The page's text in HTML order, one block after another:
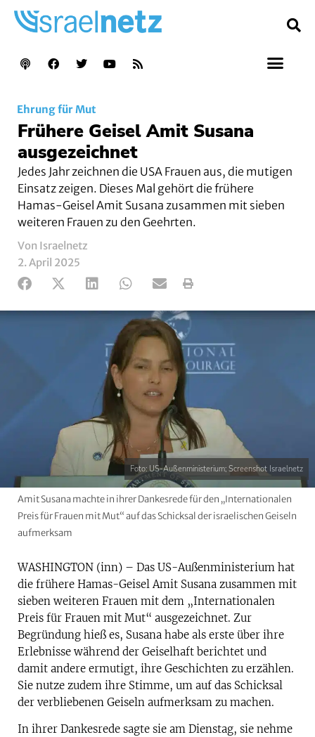
Ehrung für Mut
Frühere Geisel Amit Susana
ausgezeichnet
Jedes Jahr zeichnen die USA Frauen aus, die mutigen
Einsatz zeigen. Dieses Mal gehört die frühere
Hamas-Geisel Amit Susana zusammen mit sieben
weiteren Frauen zu den Geehrten.
Von Israelnetz
2. April 2025
Foto: US-Außenministerium; Screenshot Israelnetz
Amit Susana machte in ihrer Dankesrede für den „Internationalen
Preis für Frauen mit Mut“ auf das Schicksal der israelischen Geiseln
aufmerksam
WASHINGTON (inn) – Das US-Außenministerium hat
die frühere Hamas-Geisel Amit Susana zusammen mit
sieben weiteren Frauen mit dem „Internationalen
Preis für Frauen mit Mut“ ausgezeichnet. Zur
Begründung hieß es, Susana habe als erste über ihre
Erlebnisse während der Geiselhaft berichtet und
damit andere ermutigt, ihre Geschichten zu erzählen.
Sie nutze zudem ihre Stimme, um auf das Schicksal
der verbliebenen Geiseln aufmerksam zu machen.
In ihrer Dankesrede sagte sie am Dienstag, sie nehme